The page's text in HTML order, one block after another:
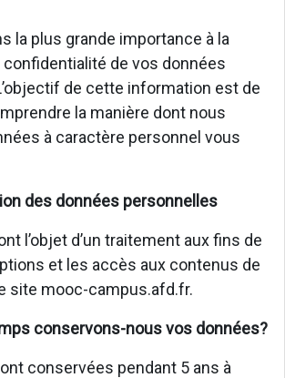
la plus grande importance à la
de vos données
de cette information est de
la manière dont nous
à caractère personnel vous
des données personnelles
l’objet d’un traitement aux fins de
et les accès aux contenus de
site mooc-campus.afd.fr.
conservons-nous vos données?
conservées pendant 5 ans à